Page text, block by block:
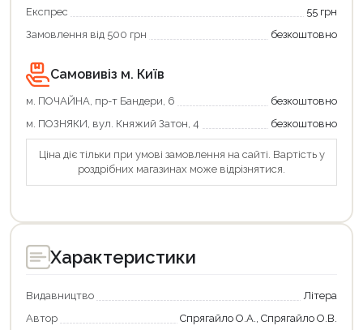
Експрес
55 грн
Замовлення від 500 грн
безкоштовно
Самовивіз м. Київ
м. ПОЧАЙНА, пр-т Бандери, 6
безкоштовно
м. ПОЗНЯКИ, вул. Княжий Затон, 4
безкоштовно
Ціна діє тільки при умові замовлення на сайті. Вартість у
роздрібних магазинах може відрізнятися.
Характеристики
Видавництво
Літера
Автор
Спрягайло О.А., Спрягайло О.В.